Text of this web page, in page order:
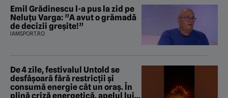
Emil Grădinescu l-a pus la zid pe
Neluțu Varga: ”A avut o grămadă
de decizii greșite!”
IAMSPORT.RO
De 4 zile, festivalul Untold se
desfășoară fără restricții și
consumă energie cât un oraș. În
plină criză energetică, apelul lui